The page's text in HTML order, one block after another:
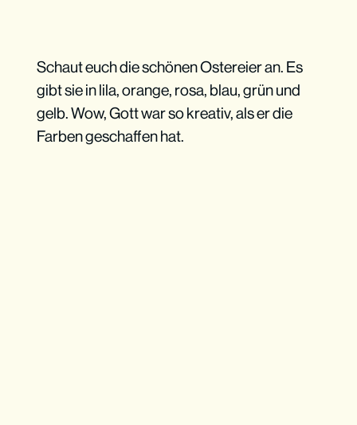
Schaut euch die schönen Ostereier an. Es
gibt sie in lila, orange, rosa, blau, grün und
gelb. Wow, Gott war so kreativ, als er die
Farben geschaffen hat.